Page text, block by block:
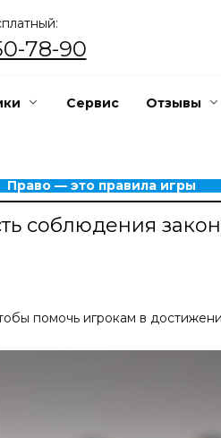
78-90
Сервис Отзывы
Право — это правила игры
соблюдения
помочь игрокам в